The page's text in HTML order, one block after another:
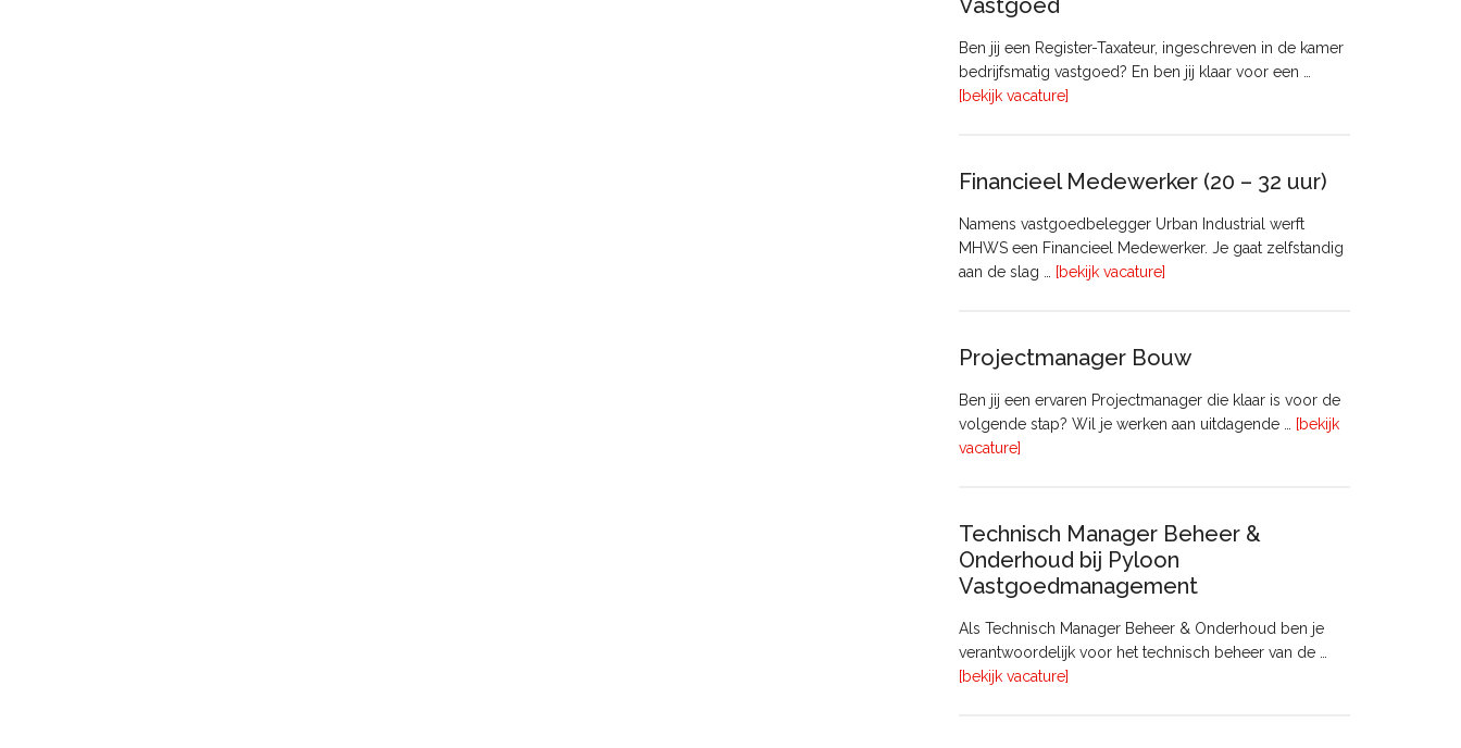
Vastgoed
Ben jij een Register-Taxateur, ingeschreven in de kamer
bedrijfsmatig vastgoed? En ben jij klaar voor een …
[bekijk vacature]
Financieel Medewerker (20 – 32 uur)
Namens vastgoedbelegger Urban Industrial werft
MHWS een Financieel Medewerker. Je gaat zelfstandig
aan de slag …
[bekijk vacature]
32
Projectmanager Bouw
Ben jij een ervaren Projectmanager die klaar is voor de
volgende stap? Wil je werken aan uitdagende …
[bekijk
vacature]
Technisch Manager Beheer &
Onderhoud bij Pyloon
Vastgoedmanagement
Als Technisch Manager Beheer & Onderhoud ben je
verantwoordelijk voor het technisch beheer van de …
[bekijk vacature]